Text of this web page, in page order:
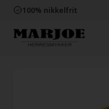
100% nikkelfrit
60 dager bytte & returret
Trygg E-Handel